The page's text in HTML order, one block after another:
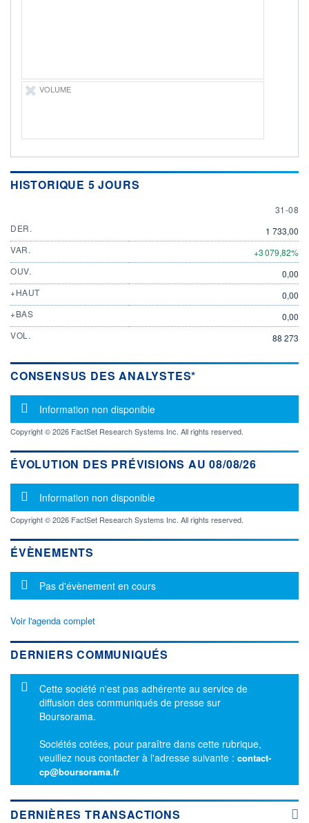
ÉLIGIBILITÉ
Non éligible
VOLUME
HISTORIQUE 5 JOURS
31
31-08
DER.
1 733,00
VAR.
+3 079,82%
OUV.
0,00
+HAUT
0,00
+BAS
0,00
VOL.
88 273
CONSENSUS DES ANALYSTES*
Message d'information
Information non disponible
Copyright © 2026 FactSet Research Systems Inc. All rights reserved.
ÉVOLUTION DES PRÉVISIONS AU 08/08/26
Message d'information
Information non disponible
Copyright © 2026 FactSet Research Systems Inc. All rights reserved.
ÉVÈNEMENTS
Message d'information
Pas d'évènement en cours
Voir l'agenda complet
DERNIERS COMMUNIQUÉS
Message d'information
Cette société n'est pas adhérente au service de
diffusion des communiqués de presse sur
Boursorama.
Sociétés cotées, pour paraître dans cette rubrique,
veuillez nous contacter à l'adresse suivante : contact-
cp@boursorama.fr
DERNIÈRES TRANSACTIONS